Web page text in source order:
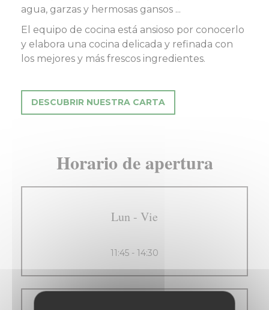
agua, garzas y hermosas gansos ...
El equipo de cocina está ansioso por conocerlo
y elabora una cocina delicada y refinada con
los mejores y más frescos ingredientes.
DESCUBRIR NUESTRA CARTA
Horario de apertura
Lun - Vie
11:45 - 14:30